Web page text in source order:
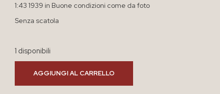
1:43 1939 in Buone condizioni come da foto
Senza scatola
1 disponibili
AGGIUNGI AL CARRELLO